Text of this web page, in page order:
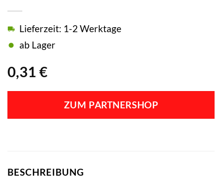
0,31 €
Lieferzeit: 1-2 Werktage
ab Lager
ZUM PARTNERSHOP
BESCHREIBUNG